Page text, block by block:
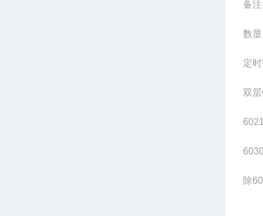
备
数
定
双
除